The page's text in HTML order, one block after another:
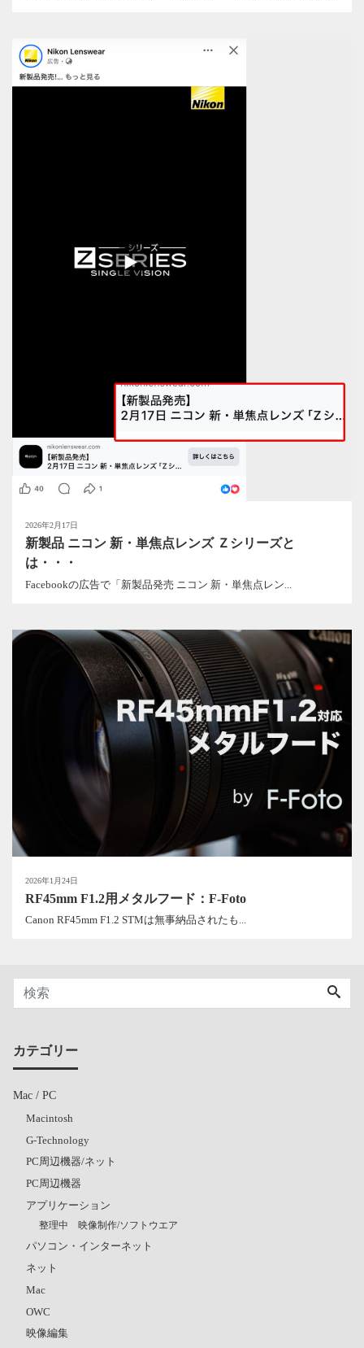
2026年2月17日
新製品 ニコン 新・単焦点レンズ Ｚシリーズと
は・・・
Facebookの広告で「新製品発売 ニコン 新・単焦点レン...
2026年1月24日
RF45mm F1.2用メタルフード：F-Foto
Canon RF45mm F1.2 STMは無事納品されたも...
カテゴリー
Mac / PC
Macintosh
G-Technology
PC周辺機器/ネット
PC周辺機器
アプリケーション
整理中 映像制作/ソフトウエア
パソコン・インターネット
ネット
Mac
OWC
映像編集